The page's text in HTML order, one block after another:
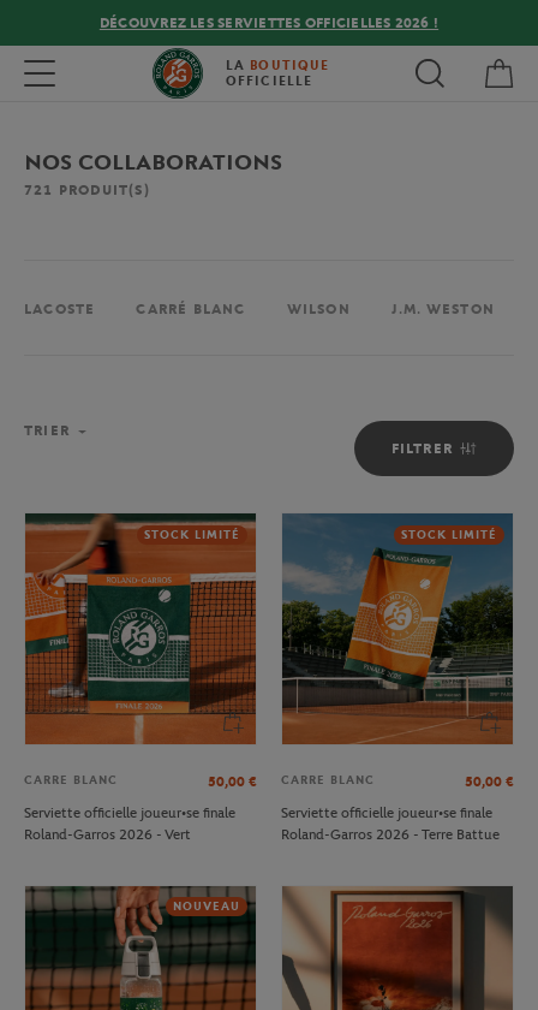
DÉCOUVREZ LES SERVIETTES OFFICIELLES 2026 !
Toggle navigation LA BOUTIQUE
OFFICIELLE
NOS COLLABORATIONS
721 PRODUIT(S)
LACOSTE CARRÉ BLANC WILSON J.M. WESTON
FILTRER
TRIER
STOCK LIMITÉ
CARRE BLANC 50,00 €
Serviette officielle joueur•se finale
Roland-Garros 2026 - Vert
STOCK LIMITÉ
CARRE BLANC 50,00 €
Serviette officielle joueur•se finale
Roland-Garros 2026 - Terre Battue
NOUVEAU